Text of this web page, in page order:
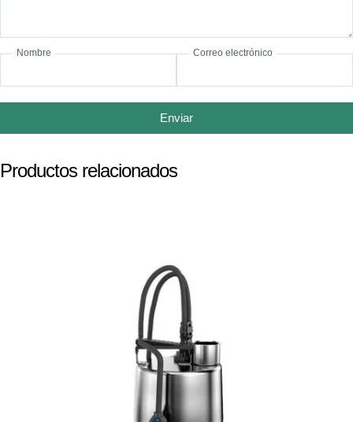
Nombre Correo electrónico
Enviar
Productos relacionados